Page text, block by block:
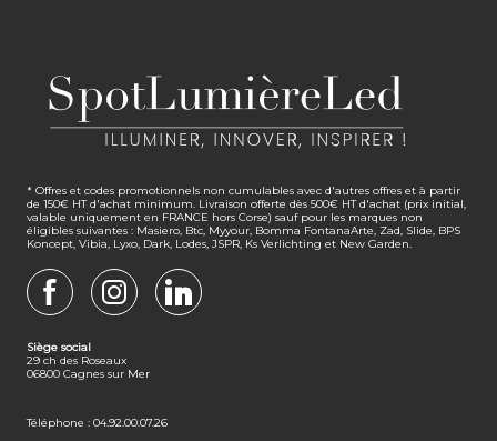
* Offres et codes promotionnels non cumulables avec d'autres offres et à partir
de 150€ HT d'achat minimum. Livraison offerte dès 500€ HT d'achat (prix initial,
valable uniquement en FRANCE hors Corse) sauf pour les marques non
éligibles suivantes : Masiero, Btc, Myyour, Bomma FontanaArte, Zad, Slide, BPS
Koncept, Vibia, Lyxo, Dark, Lodes, JSPR, Ks Verlichting et New Garden.
Siège social
29 ch des Roseaux
06800 Cagnes sur Mer
Téléphone : 04.92.00.07.26